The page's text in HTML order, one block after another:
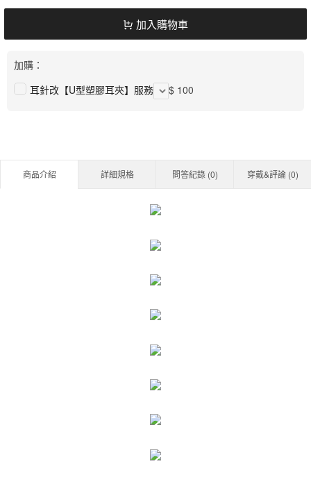
加入購物車
加購：
耳針改【U型塑膠耳夾】服務
$ 100
商品介紹 詳細規格 問答紀錄 (0) 穿戴&評論 (0)